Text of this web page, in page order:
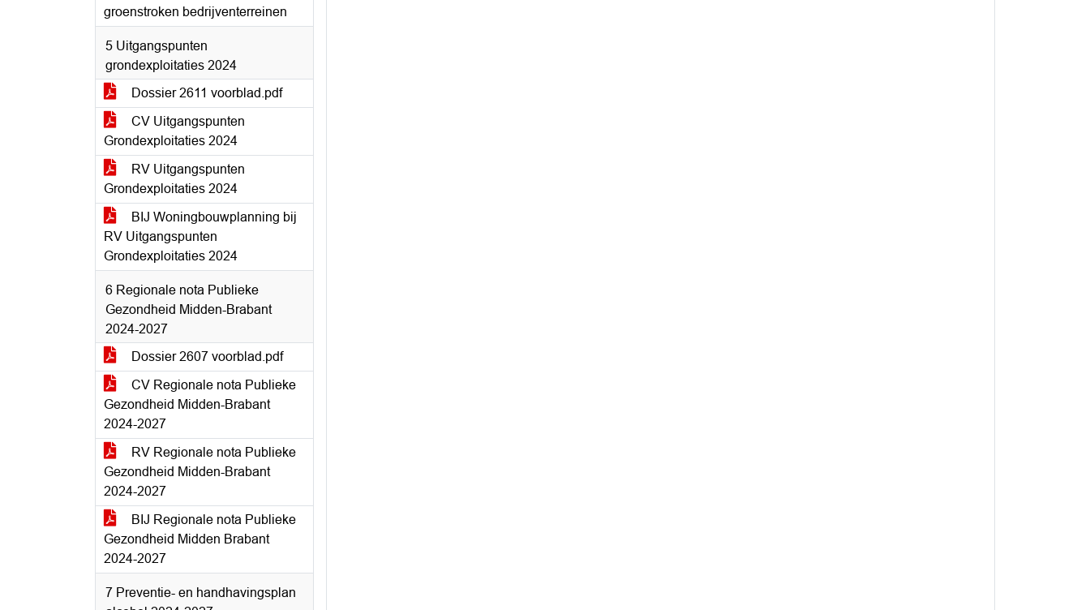
groenstroken bedrijventerreinen
5 Uitgangspunten
grondexploitaties 2024
Dossier 2611 voorblad.pdf
CV Uitgangspunten
Grondexploitaties 2024
RV Uitgangspunten
Grondexploitaties 2024
BIJ Woningbouwplanning bij
RV Uitgangspunten
Grondexploitaties 2024
6 Regionale nota Publieke
Gezondheid Midden-Brabant
2024-2027
Dossier 2607 voorblad.pdf
CV Regionale nota Publieke
Gezondheid Midden-Brabant
2024-2027
RV Regionale nota Publieke
Gezondheid Midden-Brabant
2024-2027
BIJ Regionale nota Publieke
Gezondheid Midden Brabant
2024-2027
7 Preventie- en handhavingsplan